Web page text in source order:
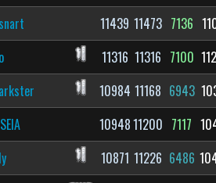
11439 11473 7136
11316 11316 7100
10984 11168 6943
1094811200 7117
10871 11226 6486